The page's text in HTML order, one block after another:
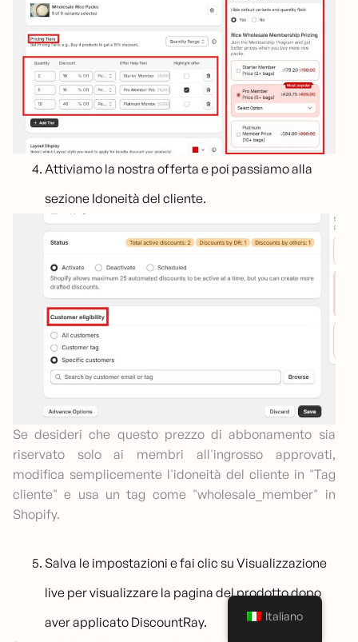
Attiviamo la nostra offerta e poi passiamo alla
sezione Idoneità del cliente.
Se desideri che questo prezzo di abbonamento sia
riservato solo ai membri all'ingrosso approvati,
modifica semplicemente l'idoneità del cliente in "Tag
cliente" e usa un tag come "wholesale_member" in
Shopify.
Salva le impostazioni e fai clic su Visualizzazione
live per visualizzare la pagina del prodotto dopo
aver applicato DiscountRay.
Italiano